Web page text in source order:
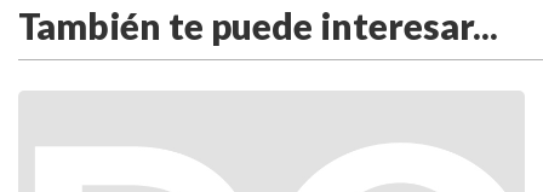
También te puede interesar...